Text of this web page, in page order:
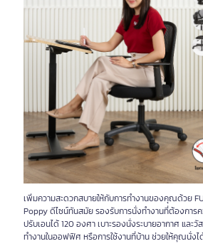
เพิ่มความสะดวกสบายให้กับการทำงานของคุณด้วย
Poppy ดีไซน์ทันสมัย รองรับการนั่งทำงานที่ต้องกา
ปรับเอนได้ 120 องศา เบาะรองนั่งระบายอากาศ แล
ทำงานในออฟฟิศ หรือการใช้งานที่บ้าน ช่วยให้คุณนั่งไ